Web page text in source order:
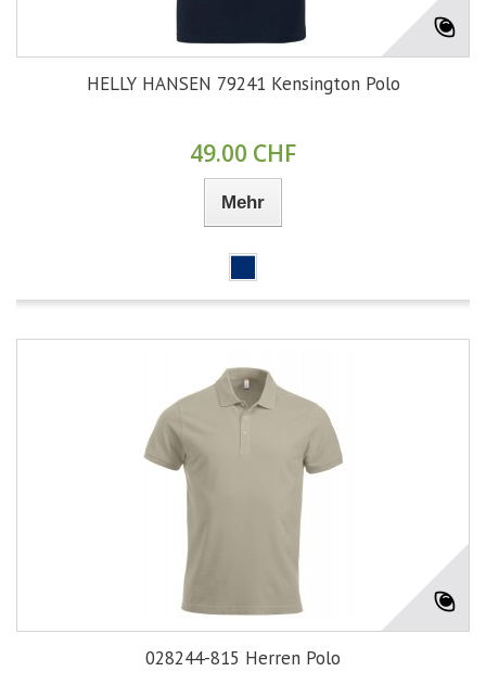
HELLY HANSEN 79241 Kensington Polo
49.00 CHF
Mehr
028244-815 Herren Polo